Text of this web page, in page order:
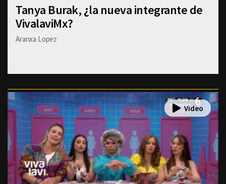
Tanya Burak, ¿la nueva integrante de
VivalaviMx?
Aranxa Lopez